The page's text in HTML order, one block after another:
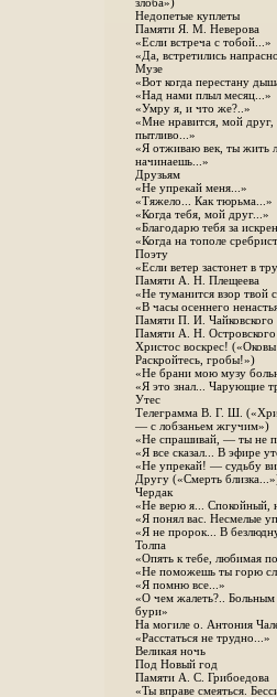
злоба»)
Недопетые куплеты
Памяти Я. М. Неверова
«Если встреча с тобой...»
«Да, встретились
Музе
«Вот когда перестану
«Над нами плыл месяц...»
«Умру я, и что же?..»
«Мне нравится, мой друг,
пытливо...»
«Я отживаю век, ты жить
начинаешь...»
Друзьям
«Не упрекай меня...»
«Тяжело... Как тюрьма...»
«Когда тебя, мой друг...»
«Благодарю тебя за
«Когда на тополе
Поэту
«Если ветер застонет в
Памяти А. Н. Плещеева
«Не туманится взор твой
«В часы осеннего
Памяти П. И. Чайковского
Памяти А. Н. Островского
Христос воскрес!
Раскройтесь, гробы!»)
«Не брани мою музу
«Я это знал... Чарующие
Утес
Телеграмма В. Г. Ш.
— с лобзаньем жгучим»)
«Не спрашивай, — ты не
«Я все сказал... В эфире
«Не упрекай! — судьбу
Другу («Смерть
Чердак
«Не верю я... Спокойный,
«Я понял вас. Несмелые
«Я не пророк... В
Толпа
«Опять к тебе, любимая
«Не поможешь ты горю
«Я помню все...»
«О чем жалеть?..
бури»
На могиле о. Антония
«Расстаться не трудно...»
Великая ночь
Под Новый год
Памяти А. С. Грибоедова
«Ты вправе смеяться.